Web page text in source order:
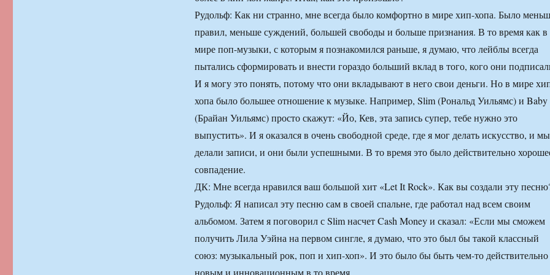
Рудольф: Как ни странно, мне всегда было комфортно в мире хип-хопа. Было
правил, меньше суждений, большей свободы и больше признания. В то время как в
мире поп-музыки, с которым я познакомился раньше, я думаю, что лейблы всегда
пытались сформировать и внести гораздо больший вклад в того, кого они
И я могу это понять, потому что они вкладывают в него свои деньги. Но в мире
хопа было большее отношение к музыке. Например, Slim (Рональд Уильямс) и Baby
(Брайан Уильямс) просто скажут: «Йо, Кев, эта запись супер, тебе нужно это
выпустить». И я оказался в очень свободной среде, где я мог делать искусство, и мы
делали записи, и они были успешными. В то время это было действительно
совпадение.
ДК: Мне всегда нравился ваш большой хит «Let It Rock». Как вы создали эту
Рудольф: Я написал эту песню сам в своей спальне, где работал над всем своим
альбомом. Затем я поговорил с Slim насчет Cash Money и сказал: «Если мы сможем
получить Лила Уэйна на первом сингле, я думаю, что это был бы такой классный
союз: музыкальный рок, поп и хип-хоп». И это было бы быть чем-то действительно